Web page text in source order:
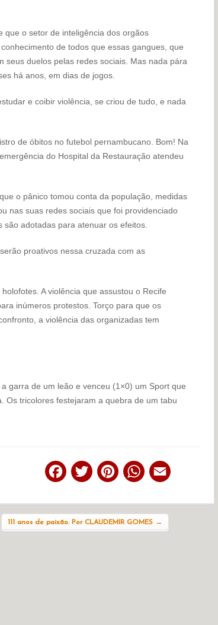
que o setor de inteligência dos orgãos
de todos que essas gangues, que
duelos pelas redes sociais. Mas nada pára
há anos, em dias de jogos.
e coibir violência, se criou de tudo, e nada
de óbitos no futebol pernambucano. Bom! Na
do Hospital da Restauração atendeu
o pânico tomou conta da população, medidas
nas suas redes sociais que foi providenciado
adotadas para atenuar os efeitos.
proativos nessa cruzada com as
A violência que assustou o Recife
inúmeros protestos. Torço para que os
a violência das organizadas tem
garra de um leão e venceu (1×0) um Sport que
Os tricolores festejaram a quebra de um tabu
Facebook
Twitter PinterestWhatsApp
111 anos de paixão. Por CLAUDEMIR GOMES →